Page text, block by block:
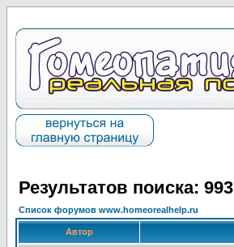
Результатов поиска: 993
Список форумов www.homeorealhelp.ru
Автор